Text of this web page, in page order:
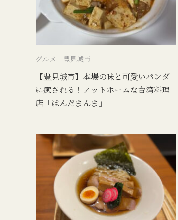
グルメ｜豊見城市
【豊見城市】本場の味と可愛いパンダ
に癒される！アットホームな台湾料理
店「ぱんだまんま」